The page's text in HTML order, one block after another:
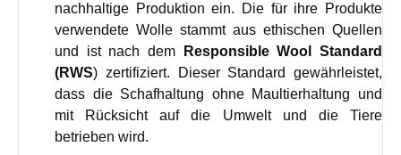
nachhaltige Produktion ein. Die für ihre Produkte
verwendete Wolle stammt aus ethischen Quellen
und ist nach dem
Responsible Wool Standard
(RWS) zertifiziert. Dieser Standard gewährleistet,
dass die Schafhaltung ohne Maultierhaltung und
mit Rücksicht auf die Umwelt und die Tiere
betrieben wird.